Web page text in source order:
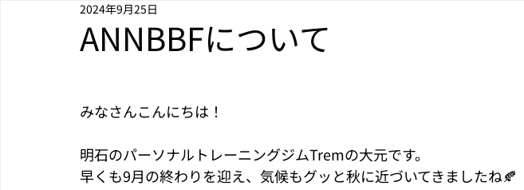
ANNBBFについて
2024年9月25日
みなさんこんにちは！
明石のパーソナルトレーニングジムTremの大元です。
早くも9月の終わりを迎え、気候もグッと秋に近づいてきましたね🍂